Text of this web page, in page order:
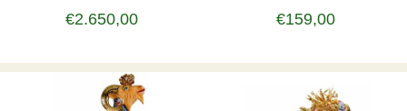
€2.650,00 €159,00